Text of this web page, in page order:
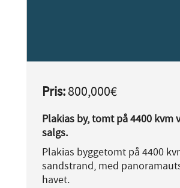
Pris:800,000€
Plakias by, tomt på 4400 kvm
salgs.
Plakias byggetomt på 4400
sandstrand, med
havet.